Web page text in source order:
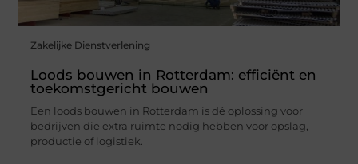
Zakelijke Dienstverlening
Loods bouwen in Rotterdam: efficiënt en
toekomstgericht bouwen
Een loods bouwen in Rotterdam is dé oplossing voor
bedrijven die extra ruimte nodig hebben voor opslag,
productie of logistiek.